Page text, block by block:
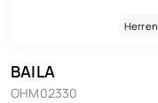
Herren
BAILA
OHM02330